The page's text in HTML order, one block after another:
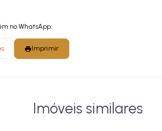
no WhatsApp:
Imprimir
Imóveis similares